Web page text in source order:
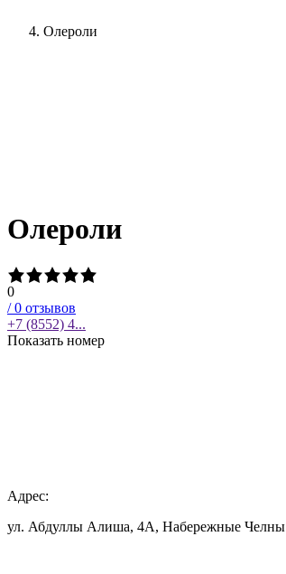
Олероли
Олероли
0
/0 отзывов
+7 (8552) 4...
Показать номер
Адрес:
ул. Абдуллы Алиша, 4А, Набережные Челны